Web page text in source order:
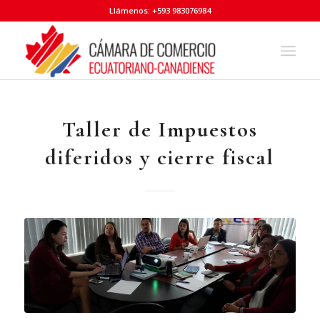
Llámenos: +593 983076984
Taller de Impuestos
diferidos y cierre fiscal